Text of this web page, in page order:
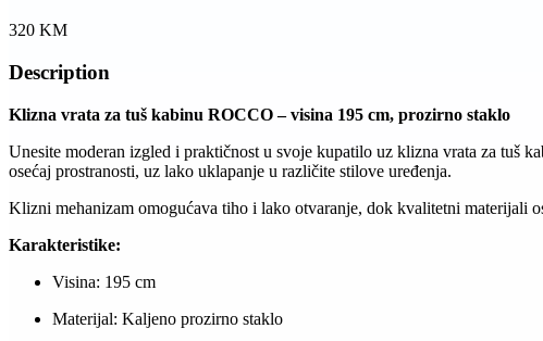
320 KM
Description
Klizna vrata za tuš kabinu ROCCO – visina 195 cm, prozirno staklo
Unesite moderan izgled i praktičnost u svoje kupatilo uz klizna vrata za tuš
osećaj prostranosti, uz lako uklapanje u različite stilove uređenja.
Klizni mehanizam omogućava tiho i lako otvaranje, dok kvalitetni materijali
Karakteristike:
Visina: 195 cm
Materijal: Kaljeno prozirno staklo